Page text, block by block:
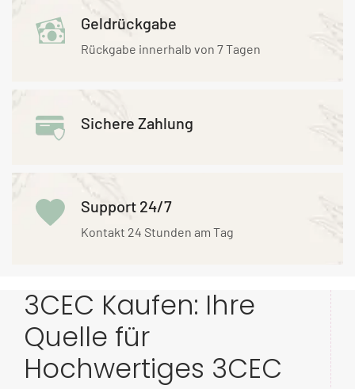
Geldrückgabe
Rückgabe innerhalb von 7 Tagen
Sichere Zahlung
Support 24/7
Kontakt 24 Stunden am Tag
3CEC Kaufen: Ihre
Quelle für
Hochwertiges 3CEC